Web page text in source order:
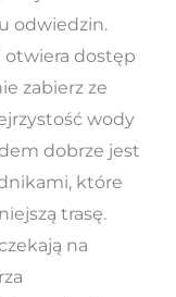
odwiedzin.
otwiera dostęp
zabierz ze
wody
dobrze jest
które
trasę.
na